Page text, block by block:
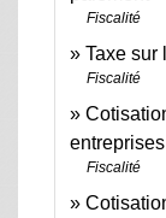
Fiscalité
Taxe sur
Fiscalité
Fiscalité